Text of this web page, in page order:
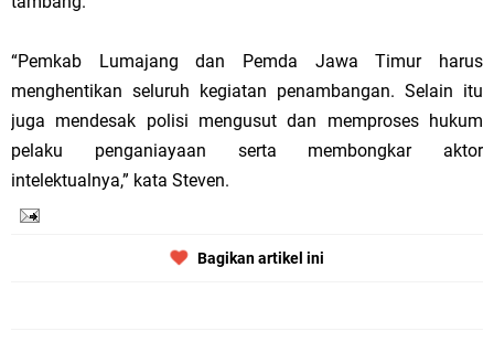
“Pemkab Lumajang dan Pemda Jawa Timur harus
menghentikan seluruh kegiatan penambangan. Selain itu
juga mendesak polisi mengusut dan memproses hukum
pelaku penganiayaan serta membongkar aktor
intelektualnya,” kata Steven.
Bagikan artikel ini